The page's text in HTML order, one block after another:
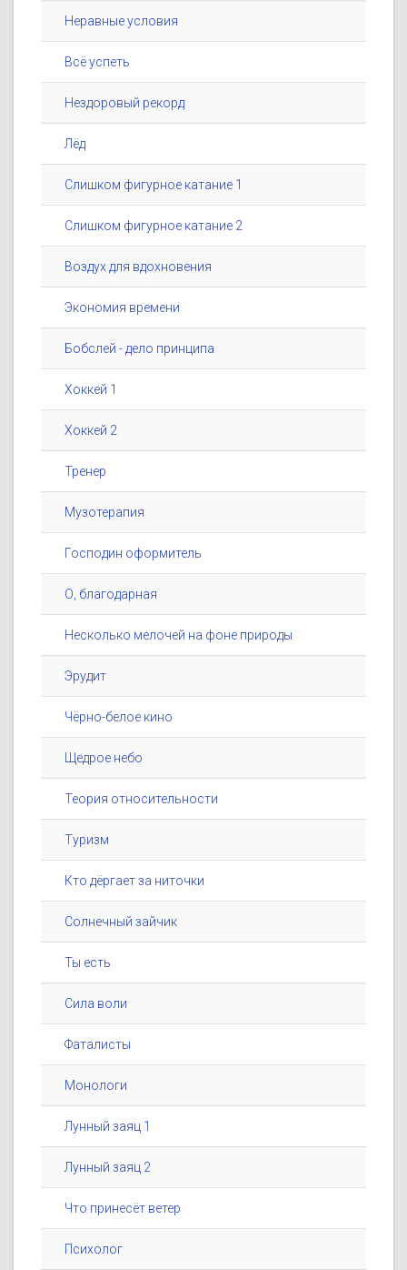
Неравные условия
Всё успеть
Нездоровый рекорд
Лёд
Слишком фигурное катание 1
Слишком фигурное катание 2
Воздух для вдохновения
Экономия времени
Бобслей - дело принципа
Хоккей 1
Хоккей 2
Тренер
Музотерапия
Господин оформитель
О, благодарная
Несколько мелочей на фоне природы
Эрудит
Чёрно-белое кино
Щедрое небо
Теория относительности
Туризм
Кто дёргает за ниточки
Солнечный зайчик
Ты есть
Сила воли
Фаталисты
Монологи
Лунный заяц 1
Лунный заяц 2
Что принесёт ветер
Психолог